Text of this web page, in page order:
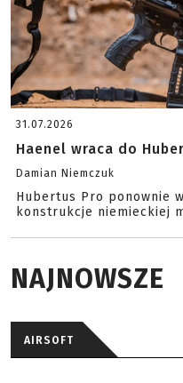
31.07.2026
Haenel wraca do
Damian Niemczuk
Hubertus Pro ponownie
konstrukcje niemieckiej
NAJNOWSZE
AIRSOFT